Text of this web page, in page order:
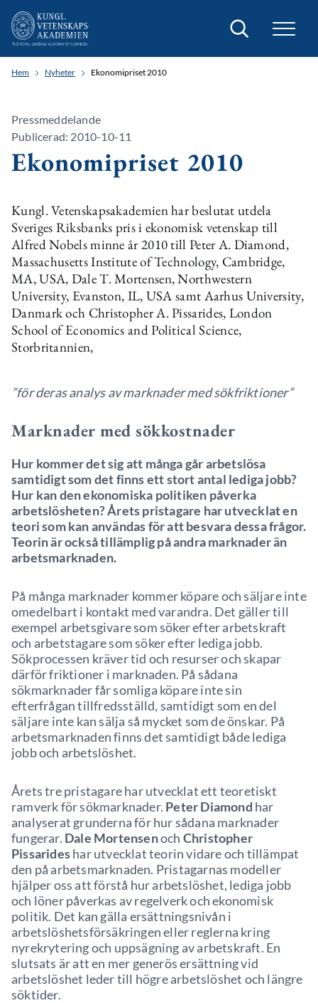
Sök
Hem Nyheter Ekonomipriset 2010
Pressmeddelande
Publicerad: 2010-10-11
Ekonomipriset 2010
Kungl. Vetenskapsakademien har beslutat utdela
Sveriges Riksbanks pris i ekonomisk vetenskap till
Alfred Nobels minne år 2010 till Peter A. Diamond,
Massachusetts Institute of Technology, Cambridge,
MA, USA, Dale T. Mortensen, Northwestern
University, Evanston, IL, USA samt Aarhus University,
Danmark och Christopher A. Pissarides, London
School of Economics and Political Science,
Storbritannien,
”för deras analys av marknader med sökfriktioner”
Marknader med sökkostnader
Hur kommer det sig att många går arbetslösa
samtidigt som det finns ett stort antal lediga jobb?
Hur kan den ekonomiska politiken påverka
arbetslösheten? Årets pristagare har utvecklat en
teori som kan användas för att besvara dessa frågor.
Teorin är också tillämplig på andra marknader än
arbetsmarknaden.
På många marknader kommer köpare och säljare inte
omedelbart i kontakt med varandra. Det gäller till
exempel arbetsgivare som söker efter arbetskraft
och arbetstagare som söker efter lediga jobb.
Sökprocessen kräver tid och resurser och skapar
därför friktioner i marknaden. På sådana
sökmarknader får somliga köpare inte sin
efterfrågan tillfredsställd, samtidigt som en del
säljare inte kan sälja så mycket som de önskar. På
arbetsmarknaden finns det samtidigt både lediga
jobb och arbetslöshet.
Årets tre pristagare har utvecklat ett teoretiskt
ramverk för sökmarknader. Peter Diamond har
analyserat grunderna för hur sådana marknader
fungerar. Dale Mortensenoch Christopher
Pissarideshar utvecklat teorin vidare och tillämpat
den på arbetsmarknaden. Pristagarnas modeller
hjälper oss att förstå hur arbetslöshet, lediga jobb
och löner påverkas av regelverk och ekonomisk
politik. Det kan gälla ersättningsnivån i
arbetslöshetsförsäkringen eller reglerna kring
nyrekrytering och uppsägning av arbetskraft. En
slutsats är att en mer generös ersättning vid
arbetslöshet leder till högre arbetslöshet och längre
söktider.